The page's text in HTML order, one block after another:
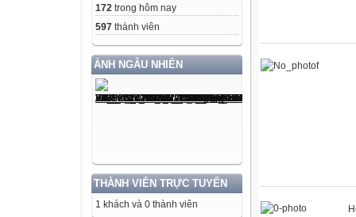
172 trong hôm nay
597 thành viên
ẢNH NGẪU NHIÊN
THÀNH VIÊN TRỰC TUYẾN
1 khách và 0 thành viên